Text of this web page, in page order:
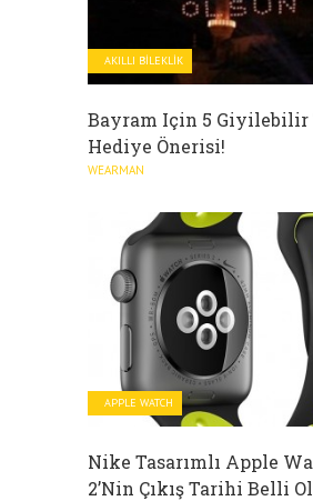
AKILLI BILEKLIK
Bayram Için 5 Giyilebilir
Hediye Önerisi!
WEARMAN
APPLE WATCH
Nike Tasarımlı Apple
2’nin Çıkış Tarihi Belli